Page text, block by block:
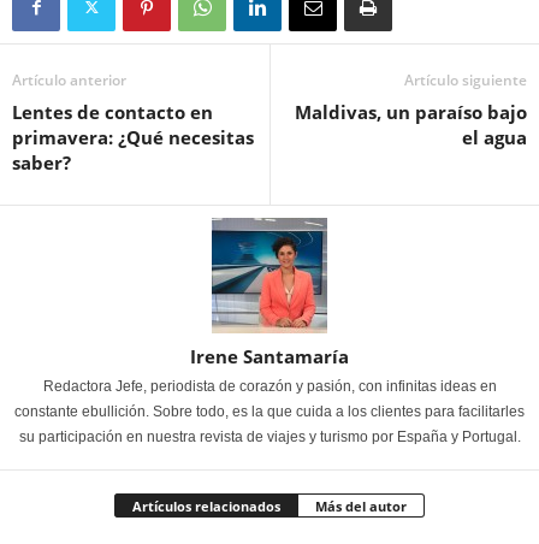
Artículo anterior
Lentes de contacto en
primavera: ¿Qué necesitas
saber?
Artículo siguiente
Maldivas, un paraíso bajo
el agua
Irene Santamaría
Redactora Jefe, periodista de corazón y pasión, con infinitas ideas en
constante ebullición. Sobre todo, es la que cuida a los clientes para facilitarles
su participación en nuestra revista de viajes y turismo por España y Portugal.
Artículos relacionados Más del autor